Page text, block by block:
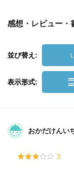
感想・レビュー・
並び替え:
表示形式:
おかだけんい
3